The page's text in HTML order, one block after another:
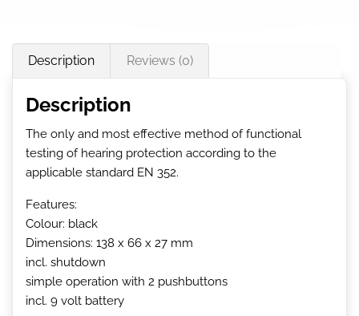
Description Reviews (0)
Description
The only and most effective method of functional
testing of hearing protection according to the
applicable standard EN 352.
Features:
Colour: black
Dimensions: 138 x 66 x 27 mm
incl. shutdown
simple operation with 2 pushbuttons
incl. 9 volt battery